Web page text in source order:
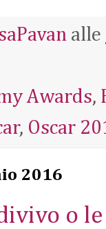
alle
Awards,
, Oscar
2016
o